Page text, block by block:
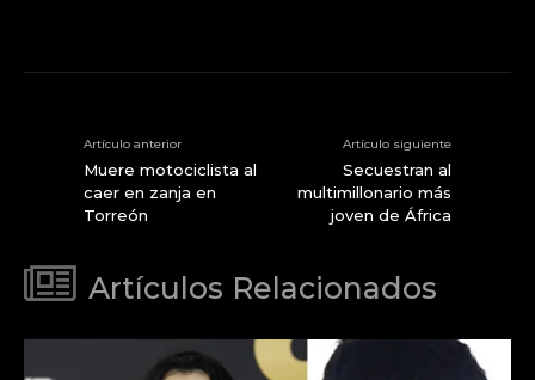
Artículo anterior
Muere motociclista al
caer en zanja en
Torreón
Artículo siguiente
Secuestran al
multimillonario más
joven de África
Artículos Relacionados